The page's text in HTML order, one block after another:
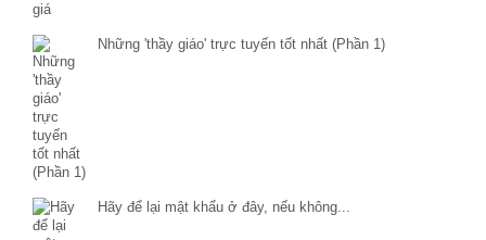
Những 'thầy giáo' trực tuyến tốt nhất (Phần 1)
Hãy để lại mật khẩu ở đây, nếu không...